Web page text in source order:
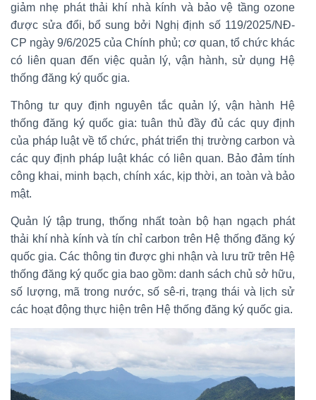
giảm nhẹ phát thải khí nhà kính và bảo vệ tầng ozone
được sửa đổi, bổ sung bởi Nghị định số 119/2025/NĐ-
CP ngày 9/6/2025 của Chính phủ; cơ quan, tổ chức khác
có liên quan đến việc quản lý, vận hành, sử dụng Hệ
thống đăng ký quốc gia.
Thông tư quy định nguyên tắc quản lý, vận hành Hệ
thống đăng ký quốc gia: tuân thủ đầy đủ các quy định
của pháp luật về tổ chức, phát triển thị trường carbon và
các quy định pháp luật khác có liên quan. Bảo đảm tính
công khai, minh bạch, chính xác, kịp thời, an toàn và bảo
mật.
Quản lý tập trung, thống nhất toàn bộ hạn ngạch phát
thải khí nhà kính và tín chỉ carbon trên Hệ thống đăng ký
quốc gia. Các thông tin được ghi nhận và lưu trữ trên Hệ
thống đăng ký quốc gia bao gồm: danh sách chủ sở hữu,
số lượng, mã trong nước, số sê-ri, trạng thái và lịch sử
các hoạt động thực hiện trên Hệ thống đăng ký quốc gia.